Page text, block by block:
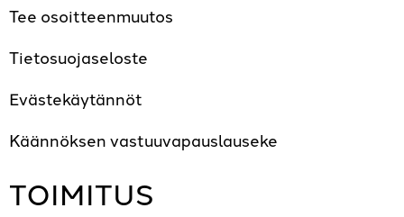
Tee osoitteenmuutos
Tietosuojaseloste
Evästekäytännöt
Käännöksen vastuuvapauslauseke
TOIMITUS